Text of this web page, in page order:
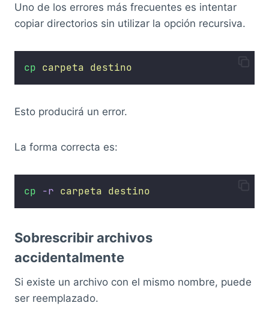
Uno de los errores más frecuentes es intentar
copiar directorios sin utilizar la opción recursiva.
cp carpeta destino
Esto producirá un error.
La forma correcta es:
cp -r carpeta destino
Sobrescribir archivos
accidentalmente
Si existe un archivo con el mismo nombre, puede
ser reemplazado.